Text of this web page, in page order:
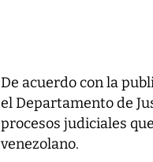
De acuerdo con la
el Departamento de
procesos judiciales
venezolano.